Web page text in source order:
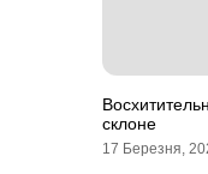
склоне
17 Березня,